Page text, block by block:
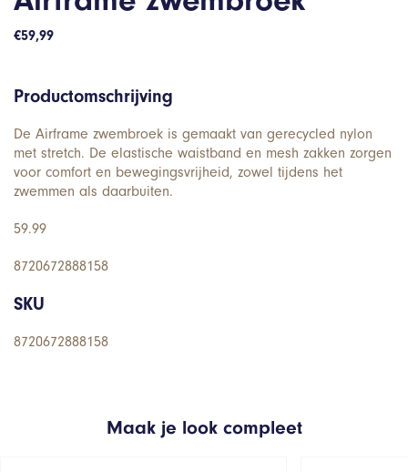
€59,99
Productomschrijving
De Airframe zwembroek is gemaakt van gerecycled nylon
met stretch. De elastische waistband en mesh zakken zorgen
voor comfort en bewegingsvrijheid, zowel tijdens het
zwemmen als daarbuiten.
59.99
8720672888158
SKU
8720672888158
Maak je look compleet